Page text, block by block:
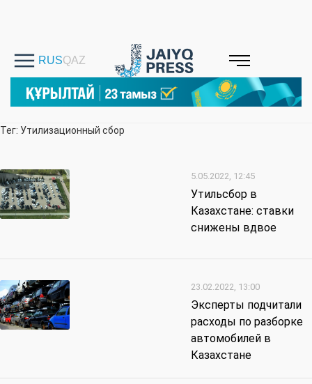
Тег: Утилизационный сбор
5.05.2022, 12:45
Утильсбор в
Казахстане: ставки
снижены вдвое
23.02.2022, 13:00
Эксперты подчитали
расходы по разборке
автомобилей в
Казахстане